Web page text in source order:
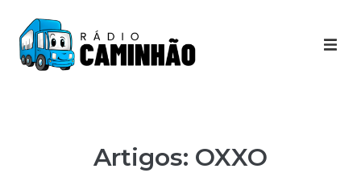
Galeria de Fotos
Artigos: OXXO